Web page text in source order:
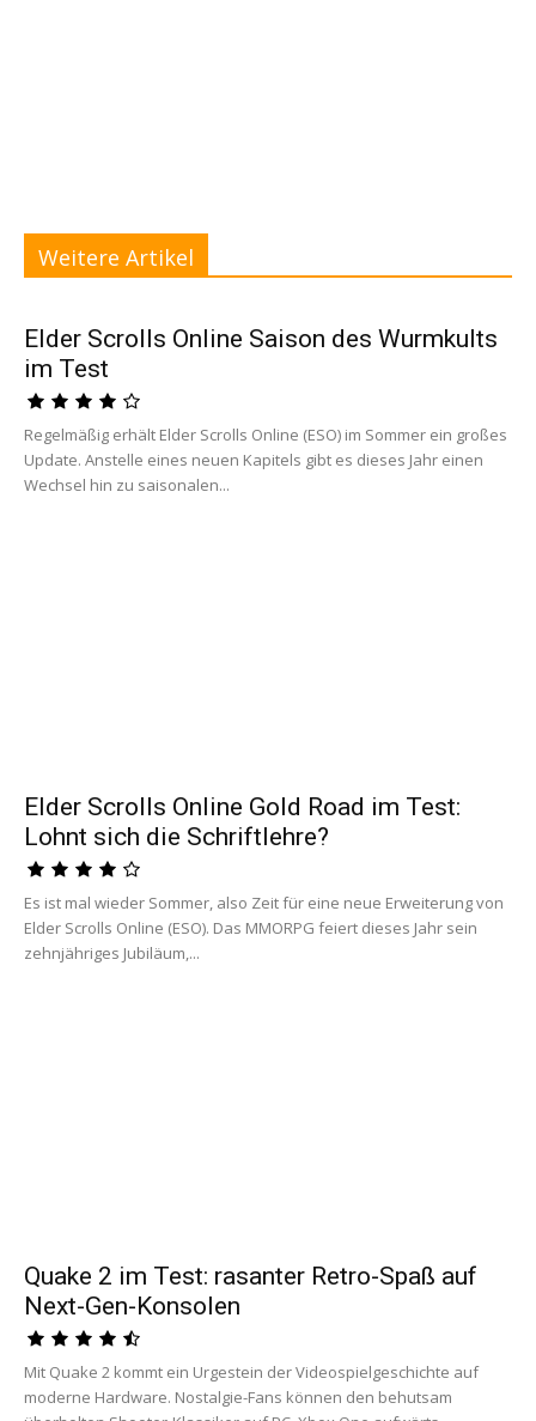
Weitere Artikel
Elder Scrolls Online Saison des Wurmkults
im Test
Regelmäßig erhält Elder Scrolls Online (ESO) im Sommer ein großes
Update. Anstelle eines neuen Kapitels gibt es dieses Jahr einen
Wechsel hin zu saisonalen...
Elder Scrolls Online Gold Road im Test:
Lohnt sich die Schriftlehre?
Es ist mal wieder Sommer, also Zeit für eine neue Erweiterung von
Elder Scrolls Online (ESO). Das MMORPG feiert dieses Jahr sein
zehnjähriges Jubiläum,...
Quake 2 im Test: rasanter Retro-Spaß auf
Next-Gen-Konsolen
Mit Quake 2 kommt ein Urgestein der Videospielgeschichte auf
moderne Hardware. Nostalgie-Fans können den behutsam